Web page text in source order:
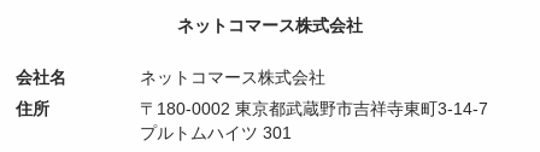
ネットコマース株式会社
会社名
ネットコマース株式会社
住所
〒180-0002 東京都武蔵野市吉祥寺東町3-14-7
プルトムハイツ 301